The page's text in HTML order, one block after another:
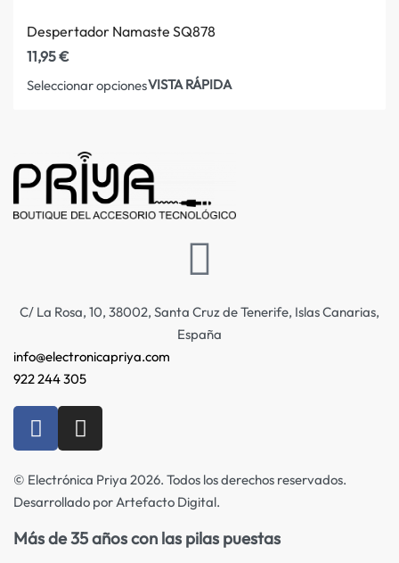
Despertador Namaste SQ878
11,95€
Seleccionar opcionesVISTA RÁPIDA
C/ La Rosa, 10, 38002, Santa Cruz de Tenerife, Islas Canarias,
España
info@electronicapriya.com
922 244 305
© Electrónica Priya 2026. Todos los derechos reservados.
Desarrollado por Artefacto Digital.
Más de 35 años con las pilas puestas